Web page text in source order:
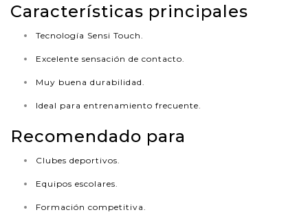
Características principales
Tecnología Sensi Touch.
Excelente sensación de contacto.
Muy buena durabilidad.
Ideal para entrenamiento frecuente.
Recomendado para
Clubes deportivos.
Equipos escolares.
Formación competitiva.